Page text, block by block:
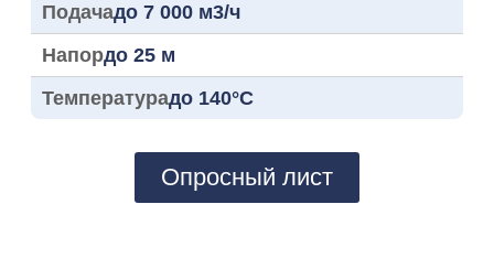
Подачадо 7 000 м3/ч
Напордо 25 м
Температурадо 140°C
Опросный лист